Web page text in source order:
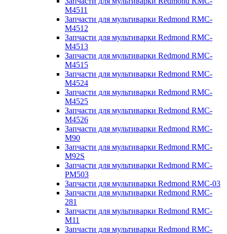
M4511
Запчасти для мультиварки Redmond RMC-
M4512
Запчасти для мультиварки Redmond RMC-
M4513
Запчасти для мультиварки Redmond RMC-
M4515
Запчасти для мультиварки Redmond RMC-
M4524
Запчасти для мультиварки Redmond RMC-
M4525
Запчасти для мультиварки Redmond RMC-
M4526
Запчасти для мультиварки Redmond RMC-
M90
Запчасти для мультиварки Redmond RMC-
M92S
Запчасти для мультиварки Redmond RMC-
PM503
Запчасти для мультиварки Redmond RMC-03
Запчасти для мультиварки Redmond RMC-
281
Запчасти для мультиварки Redmond RMC-
M11
Запчасти для мультиварки Redmond RMC-